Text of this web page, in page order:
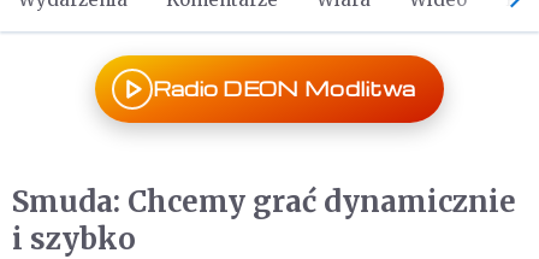
Radio DEON Modlitwa
Smuda: Chcemy grać dynamicznie
i szybko